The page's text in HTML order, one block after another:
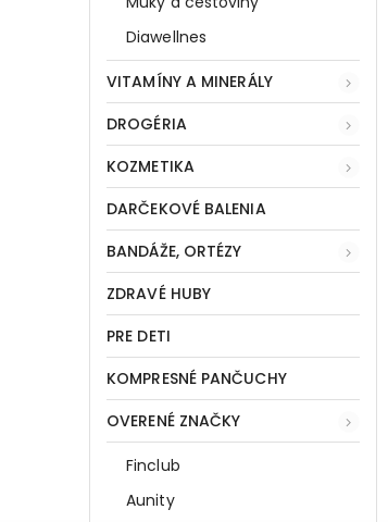
Diawellnes
VITAMÍNY A MINERÁLY
DROGÉRIA
KOZMETIKA
DARČEKOVÉ BALENIA
BANDÁŽE, ORTÉZY
ZDRAVÉ HUBY
PRE DETI
KOMPRESNÉ PANČUCHY
OVERENÉ ZNAČKY
Finclub
Aunity